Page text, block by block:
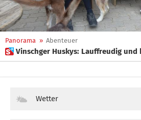
Panorama » Abenteuer
 Vinschger Huskys: Lauffreudig
Wetter